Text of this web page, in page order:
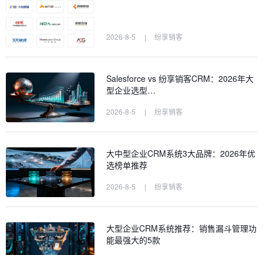
2026-8-5 | 纷享销客
Salesforce vs 纷享销客CRM：2026年大
型企业选型…
2026-8-5 | 纷享销客
大中型企业CRM系统3大品牌：2026年优
选榜单推荐
2026-8-5 | 纷享销客
大型企业CRM系统推荐：销售漏斗管理功
能最强大的5款